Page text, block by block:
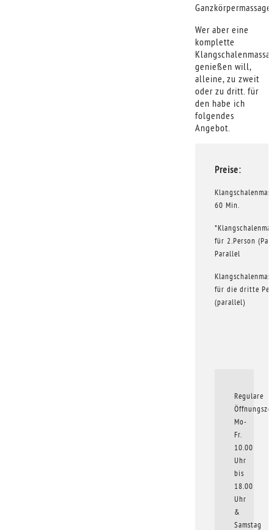
Ganzkörpermassage
Wer aber eine
komplette
genießen will,
alleine, zu zweit
oder zu dritt. für
den habe ich
folgendes
Angebot.
Preise:
60 Min.
für 2.Person
Parallel
für die dritte
(parallel)
Regulare
Mo-
Fr.
10.00
Uhr
bis
18.00
Uhr
&
Samstag